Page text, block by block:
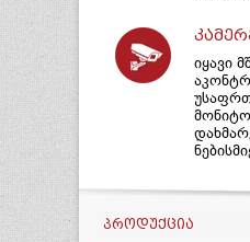
იყავი
ᲞᲠᲝᲓᲣᲥᲪᲘᲐ